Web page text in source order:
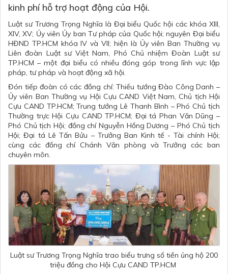
kinh phí hỗ trợ hoạt động của Hội.
Luật sư Trương Trọng Nghĩa là Đại biểu Quốc hội các khóa XIII,
XIV, XV; Ủy viên Ủy ban Tư pháp của Quốc hội; nguyên Đại biểu
HĐND TP.HCM khóa IV và VII; hiện là Ủy viên Ban Thường vụ
Liên đoàn Luật sưViệt Nam, Phó Chủ nhiệm Đoàn Luật sư
TP.HCM – một đại biểu có nhiều đóng góp trong lĩnh vực lập
pháp, tư pháp và hoạt động xã hội.
Đón tiếp đoàn có các đồng chí: Thiếu tướng Đào Công Danh –
Ủy viên Ban Thường vụ Hội Cựu CAND Việt Nam, Chủ tịch Hội
Cựu CAND TP.HCM; Trung tướng Lê Thanh Bình – Phó Chủ tịch
Thường trực Hội Cựu CAND TP.HCM; Đại tá Phan Văn Dũng –
Phó Chủ tịch Hội; đồng chí Nguyễn Hồng Dương – Phó Chủ tịch
Hội; Đại tá Lê Tấn Bửu – Trưởng Ban Kinh tế - Tài chính Hội;
cùng các đồng chí Chánh Văn phòng và Trưởng các ban
chuyên môn.
Luật sư Trương Trọng Nghĩa trao biểu trưng số tiền ủng hộ 200
triệu đồng cho Hội Cựu CAND TP.HCM